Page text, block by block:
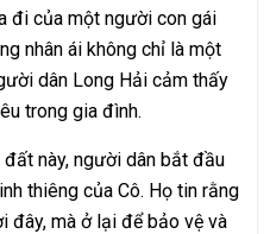
đi của một người con gái
nhân ái không chỉ là một
dân Long Hải cảm thấy
trong gia đình.
này, người dân bắt đầu
thiêng của Cô. Họ tin rằng
đây, mà ở lại để bảo vệ và